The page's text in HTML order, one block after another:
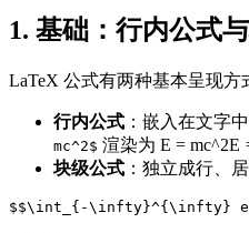
1. 基础：行内公式
LaTeX 公式有两种基本呈现方
行内公式 ：嵌入在文字
mc^2$ 渲染为 E = mc^2E
块级公式 ：独立成行、